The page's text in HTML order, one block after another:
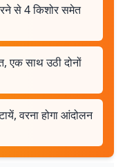
से 4 किशोर समेत
एक साथ उठी दोनों
वरना होगा आंदोलन